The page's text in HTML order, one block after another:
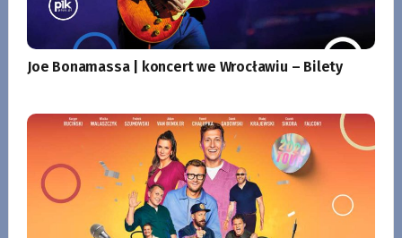
Joe Bonamassa | koncert we Wrocławiu – Bilety